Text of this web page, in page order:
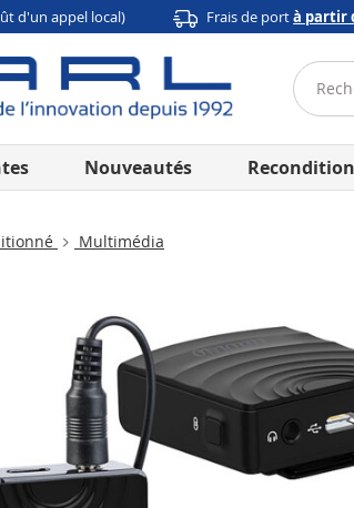
d'un appel local) Frais de portà partir
Nouveautés
Multimédia